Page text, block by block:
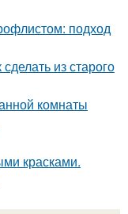
подход
из старого
комнаты
красками.